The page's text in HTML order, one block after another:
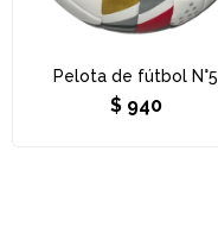
Pelota de fútbol N°5
$ 940